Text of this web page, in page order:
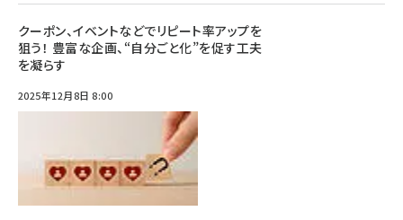
クーポン、イベントなどでリピート率アップを
狙う！ 豊富な企画、“自分ごと化”を促す工夫
を凝らす
2025年12月8日 8:00